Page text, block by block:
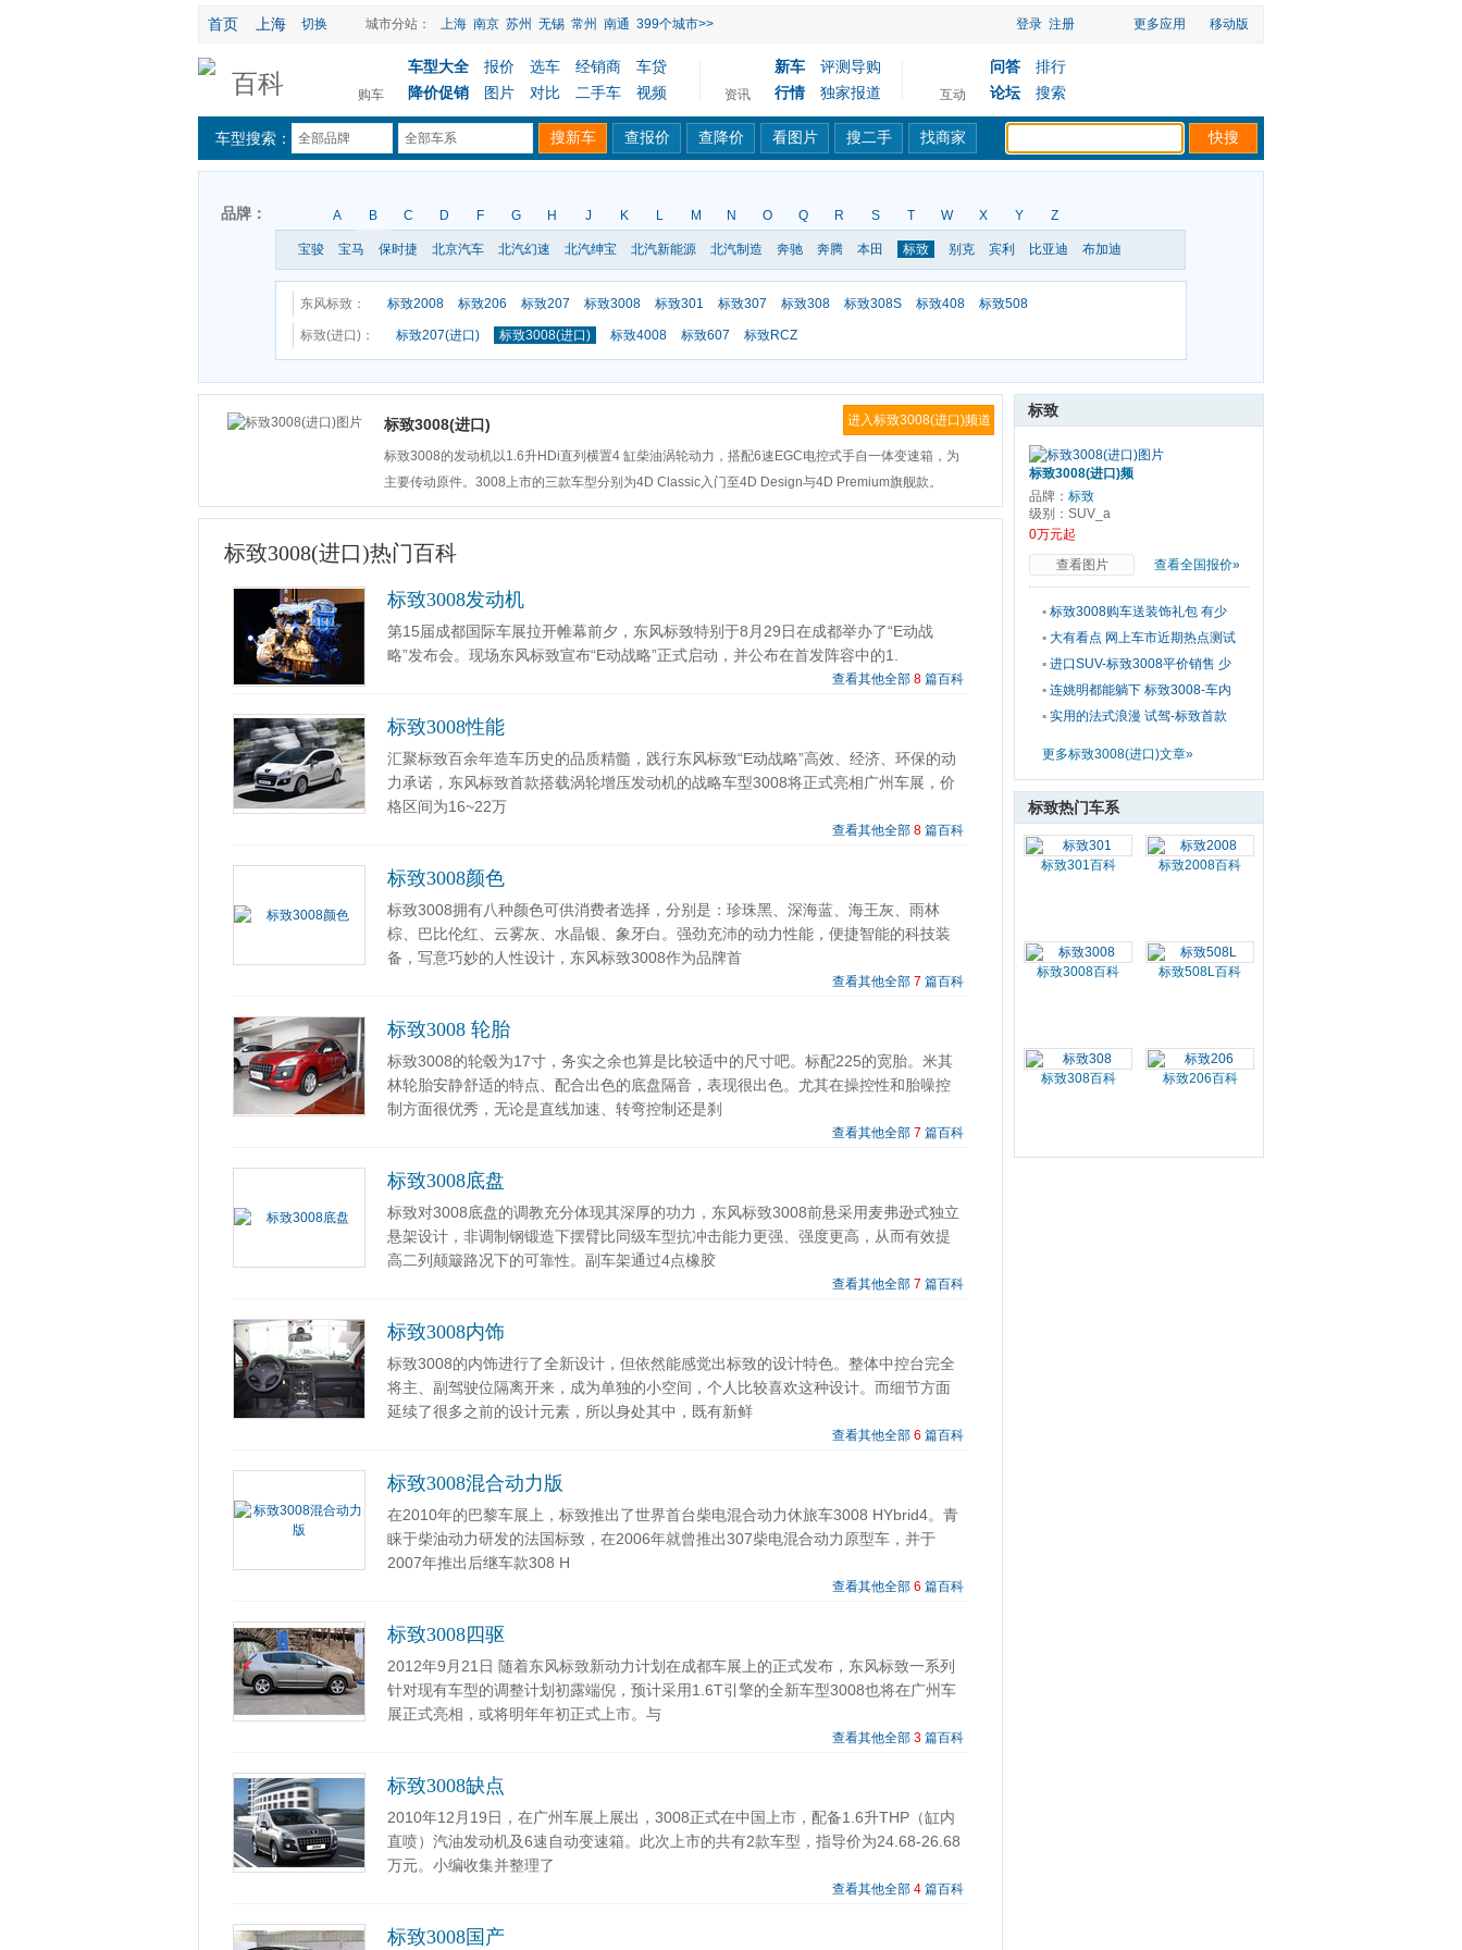
首页 上海 切换 城市分站： 上海 南京 苏州 无锡 常州 南通 399个城市>> 移动版
更多应用
登录 注册
百科 购车
车型大全 报价 选车 经销商
车贷
降价促销
图片 对比 二手车 视频 资讯
新车
评测导购
行情
独家报道 互动
问答
排行
论坛
搜索
车型搜索： 全部品牌 全部车系
品牌： A B C D F G H J K L M N O Q R S T W X Y Z
宝骏 宝马 保时捷 北京汽车 北汽幻速 北汽绅宝 北汽新能源 北汽制造 奔驰 奔腾 本田 标致 别克 宾利 比亚迪 布加迪
东风标致： 标致2008 标致206 标致207 标致3008 标致301 标致307 标致308 标致308S 标致408 标致508
标致(进口)： 标致207(进口) 标致3008(进口) 标致4008 标致607 标致RCZ
标致
标致3008(进口)频
道
品牌： 标致
级别：SUV_a
0万元起
查看图片
查看全国报价»
▪ 标致3008购车送装饰礼包 有少
量现车供应
▪ 大有看点 网上车市近期热点测试
车TOP10
▪ 进口SUV-标致3008平价销售 少
量现车供应
▪ 连姚明都能躺下 标致3008-车内
空间体验
▪ 实用的法式浪漫 试驾-标致首款
更多标致3008(进口)文章»
标致热门车系
标致301百科 标致2008百科
标致3008百科 标致508L百科
标致308百科 标致206百科
标致3008(进口)
标致3008的发动机以1.6升HDi直列横置4 缸柴油涡轮动力，搭配6速EGC电控式手自一体变速箱，为
主要传动原件。3008上市的三款车型分别为4D Classic入门至4D Design与4D Premium旗舰款。
进入标致3008(进口)频道
标致3008(进口)热门百科
标致3008发动机
第15届成都国际车展拉开帷幕前夕，东风标致特别于8月29日在成都举办了“E动战
略”发布会。现场东风标致宣布“E动战略”正式启动，并公布在首发阵容中的1.
查看其他全部 8 篇百科
标致3008性能
汇聚标致百余年造车历史的品质精髓，践行东风标致“E动战略”高效、经济、环保的动
力承诺，东风标致首款搭载涡轮增压发动机的战略车型3008将正式亮相广州车展，价
格区间为16~22万
查看其他全部 8 篇百科
标致3008颜色
标致3008拥有八种颜色可供消费者选择，分别是：珍珠黑、深海蓝、海王灰、雨林
棕、巴比伦红、云雾灰、水晶银、象牙白。强劲充沛的动力性能，便捷智能的科技装
备，写意巧妙的人性设计，东风标致3008作为品牌首
查看其他全部 7 篇百科
标致3008 轮胎
标致3008的轮毂为17寸，务实之余也算是比较适中的尺寸吧。标配225的宽胎。米其
林轮胎安静舒适的特点、配合出色的底盘隔音，表现很出色。尤其在操控性和胎噪控
制方面很优秀，无论是直线加速、转弯控制还是刹
查看其他全部 7 篇百科
标致3008底盘
标致对3008底盘的调教充分体现其深厚的功力，东风标致3008前悬采用麦弗逊式独立
悬架设计，非调制钢锻造下摆臂比同级车型抗冲击能力更强、强度更高，从而有效提
高二列颠簸路况下的可靠性。副车架通过4点橡胶
查看其他全部 7 篇百科
标致3008内饰
标致3008的内饰进行了全新设计，但依然能感觉出标致的设计特色。整体中控台完全
将主、副驾驶位隔离开来，成为单独的小空间，个人比较喜欢这种设计。而细节方面
延续了很多之前的设计元素，所以身处其中，既有新鲜
查看其他全部 6 篇百科
标致3008混合动力版
在2010年的巴黎车展上，标致推出了世界首台柴电混合动力休旅车3008 HYbrid4。青
睐于柴油动力研发的法国标致，在2006年就曾推出307柴电混合动力原型车，并于
2007年推出后继车款308 H
查看其他全部 6 篇百科
标致3008四驱
2012年9月21日 随着东风标致新动力计划在成都车展上的正式发布，东风标致一系列
针对现有车型的调整计划初露端倪，预计采用1.6T引擎的全新车型3008也将在广州车
展正式亮相，或将明年年初正式上市。与
查看其他全部 3 篇百科
标致3008缺点
2010年12月19日，在广州车展上展出，3008正式在中国上市，配备1.6升THP（缸内
直喷）汽油发动机及6速自动变速箱。此次上市的共有2款车型，指导价为24.68-26.68
万元。小编收集并整理了
查看其他全部 4 篇百科
标致3008国产